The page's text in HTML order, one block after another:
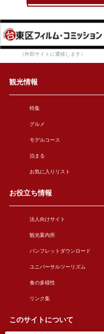
（外部サイトに遷移します）
観光情報
特集
グルメ
モデルコース
泊まる
お気に入りリスト
お役立ち情報
法人向けサイト
観光案内所
パンフレットダウンロード
ユニバーサルツーリズム
食の多様性
リンク集
このサイトについて